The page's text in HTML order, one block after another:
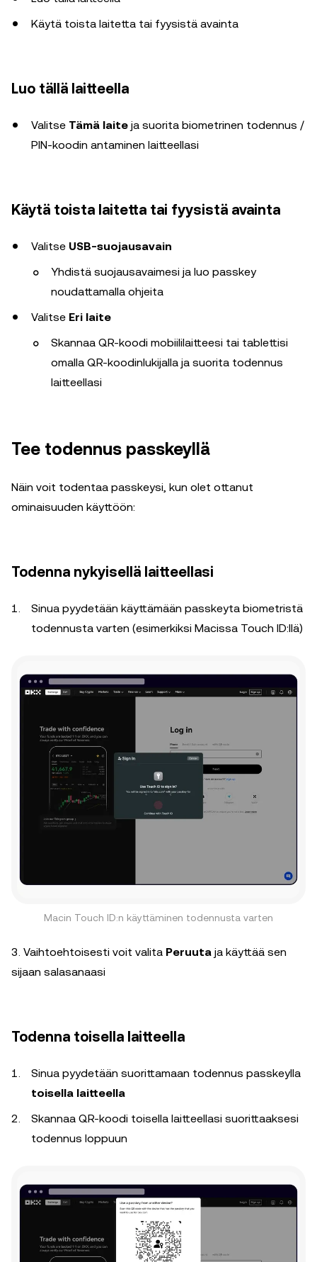
Käytä toista laitetta tai fyysistä avainta
Luo tällä laitteella
Valitse Tämä laite ja suorita biometrinen todennus /
PIN-koodin antaminen laitteellasi
Käytä toista laitetta tai fyysistä avainta
Valitse USB-suojausavain
Yhdistä suojausavaimesi ja luo passkey
noudattamalla ohjeita
Valitse Eri laite
Skannaa QR-koodi mobiililaitteesi tai tablettisi
omalla QR-koodinlukijalla ja suorita todennus
laitteellasi
Tee todennus passkeyllä
Näin voit todentaa passkeysi, kun olet ottanut
ominaisuuden käyttöön:
Todenna nykyisellä laitteellasi
Sinua pyydetään käyttämään passkeyta biometristä
todennusta varten (esimerkiksi Macissa Touch ID:llä)
Macin Touch ID:n käyttäminen todennusta varten
3. Vaihtoehtoisesti voit valita Peruuta ja käyttää sen
sijaan salasanaasi
Todenna toisella laitteella
Sinua pyydetään suorittamaan todennus passkeylla
toisella laitteella
Skannaa QR-koodi toisella laitteellasi suorittaaksesi
todennus loppuun